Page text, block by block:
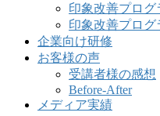
印象改善プログ
印象改善プログ
企業向け研修
お客様の声
受講者様の感想
Before-After
メディア実績